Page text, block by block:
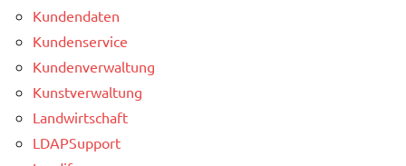
Kundendaten
Kundenservice
Kundenverwaltung
Kunstverwaltung
Landwirtschaft
LDAPSupport